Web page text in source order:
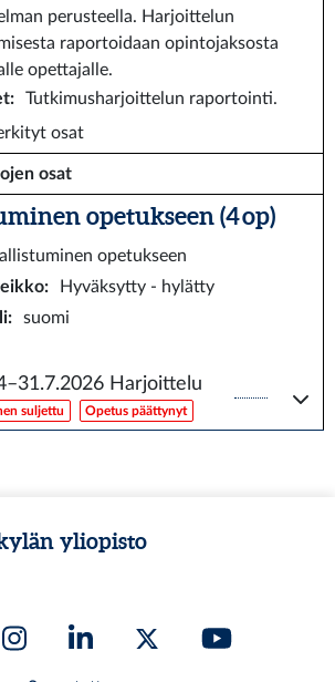
perusteella. Harjoittelun
raportoidaan opintojaksosta
opettajalle.
:
Tutkimusharjoittelun raportointi.
osat
osat
opetukseen (4 op)
opetukseen
:
Hyväksytty - hylätty
: suomi
Harjoittelu
suljettu Opetus päättynyt
yliopisto